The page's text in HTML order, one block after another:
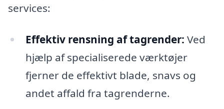
services:
Effektiv rensning af tagrender: Ved
hjælp af specialiserede værktøjer
fjerner de effektivt blade, snavs og
andet affald fra tagrenderne.